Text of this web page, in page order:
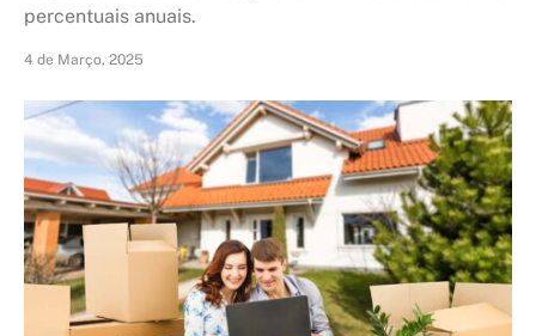
percentuais anuais.
4 de Março, 2025